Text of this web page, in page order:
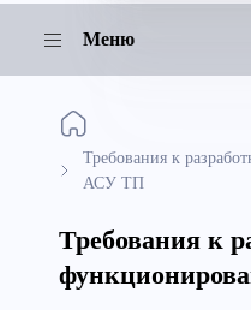
Меню
Требования к
АСУ ТП
Требования к